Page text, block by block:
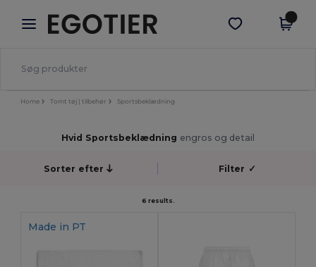
× Egotier-app
Bedre priser i appen!
Hent app
Home Tomt tøj | tilbehør Sportsbeklædning
Hvid Sportsbeklædning engros og detail
Sorter efter Filter ✓
6 results.
Made in PT